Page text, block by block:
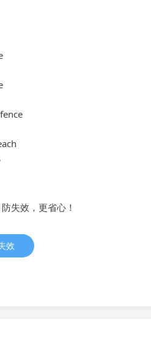
失效，更省心！
效